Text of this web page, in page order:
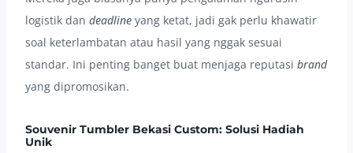
logistik dan deadline yang ketat, jadi gak perlu khawatir
soal keterlambatan atau hasil yang nggak sesuai
standar. Ini penting banget buat menjaga reputasi brand
yang dipromosikan.
Souvenir Tumbler Bekasi Custom: Solusi Hadiah
Unik